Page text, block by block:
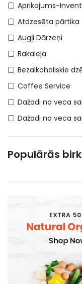
Aprikojums-
Atdzesēta pārtika
Augļi Dārzeņi
Bakaleja
Bezalkoholiskie
Coffee Service
Dažadi no veca
Dažadi no veca
DEPOSITA
E-Cigaretes
Kosmētika un
Mājsaimniecības
Piena , augu
Proteīnu batoniņi
Saldētā pārtika
Saldējums un
Populārās